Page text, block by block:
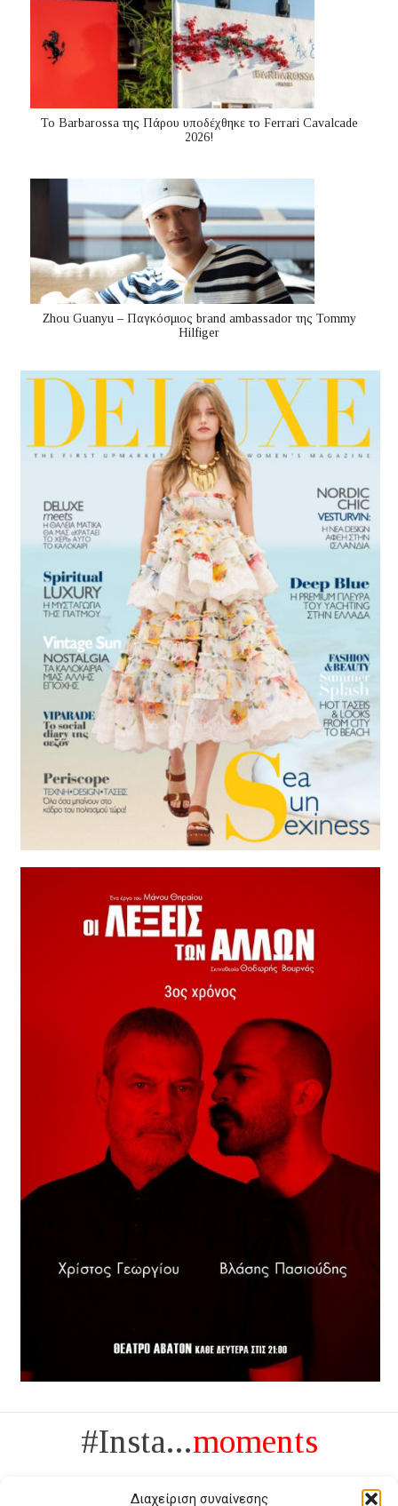
Διαχείριση συναίνεσης
Το Barbarossa της Πάρου υποδέχθηκε το Ferrari Cavalcade
2026!
Zhou Guanyu – Παγκόσμιος brand ambassador της Tommy
Hilfiger
#Insta...moments